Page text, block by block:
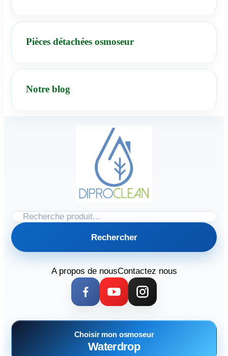
Pièces détachées osmoseur
Notre blog
Rechercher
A propos de nousContactez nous
Choisir mon osmoseur
Waterdrop